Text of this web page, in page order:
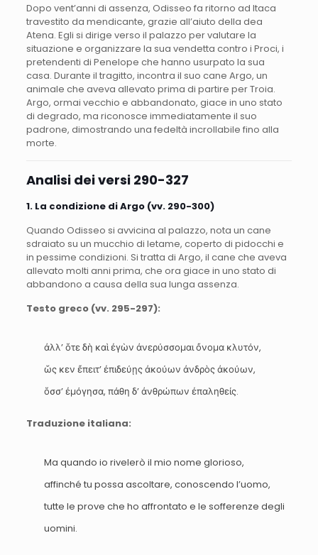
Dopo vent’anni di assenza, Odisseo fa ritorno ad Itaca
travestito da mendicante, grazie all’aiuto della dea
Atena. Egli si dirige verso il palazzo per valutare la
situazione e organizzare la sua vendetta contro i Proci, i
pretendenti di Penelope che hanno usurpato la sua
casa. Durante il tragitto, incontra il suo cane Argo, un
animale che aveva allevato prima di partire per Troia.
Argo, ormai vecchio e abbandonato, giace in uno stato
di degrado, ma riconosce immediatamente il suo
padrone, dimostrando una fedeltà incrollabile fino alla
morte.
Analisi dei versi 290-327
1. La condizione di Argo (vv. 290-300)
Quando Odisseo si avvicina al palazzo, nota un cane
sdraiato su un mucchio di letame, coperto di pidocchi e
in pessime condizioni. Si tratta di Argo, il cane che aveva
allevato molti anni prima, che ora giace in uno stato di
abbandono a causa della sua lunga assenza.
Testo greco (vv. 295-297):
ἀλλ’ ὅτε δὴ καὶ ἐγὼν ἀνερύσσομαι ὄνομα κλυτόν,
ὥς κεν ἔπειτ’ ἐπιδεύῃς ἀκούων ἀνδρὸς ἀκούων,
ὅσσ’ ἐμόγησα, πάθη δ’ ἀνθρώπων ἐπαληθείς.
Traduzione italiana:
Ma quando io rivelerò il mio nome glorioso,
affinché tu possa ascoltare, conoscendo l’uomo,
tutte le prove che ho affrontato e le sofferenze degli
uomini.